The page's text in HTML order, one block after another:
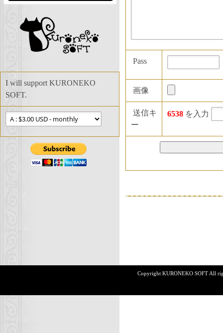
I will support KURONEKO
SOFT.
Pass
画像
送信キ
ー
6538 を入力
Copyright KURONEKO SOFT All